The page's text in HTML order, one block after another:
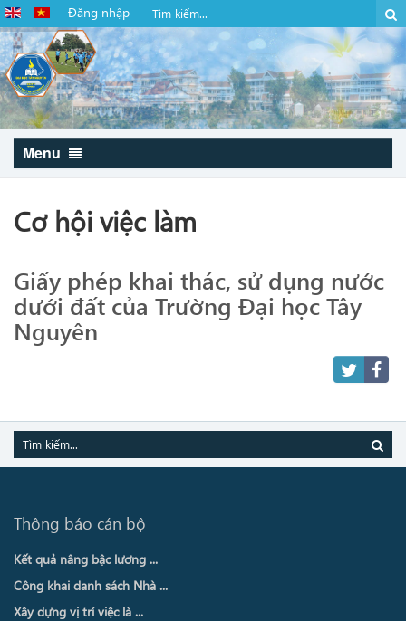
Đăng nhập
Menu
Cơ hội việc làm
Giấy phép khai thác, sử dụng nước
dưới đất của Trường Đại học Tây
Nguyên
Thông báo cán bộ
Kết quả nâng bậc lương ...
Công khai danh sách Nhà ...
Xây dựng vị trí việc là ...